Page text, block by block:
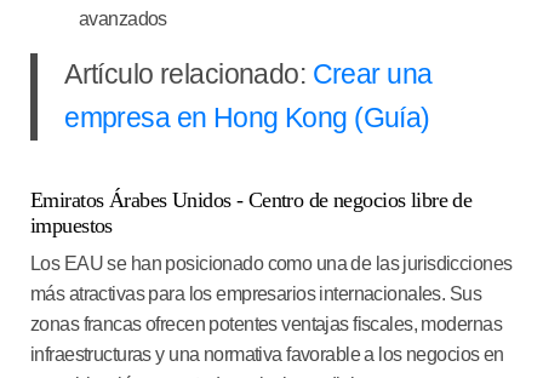
avanzados
Artículo relacionado: Crear una
empresa en Hong Kong (Guía)
Emiratos Árabes Unidos - Centro de negocios libre de
impuestos
Los EAU se han posicionado como una de las jurisdicciones
más atractivas para los empresarios internacionales. Sus
zonas francas ofrecen potentes ventajas fiscales, modernas
infraestructuras y una normativa favorable a los negocios en